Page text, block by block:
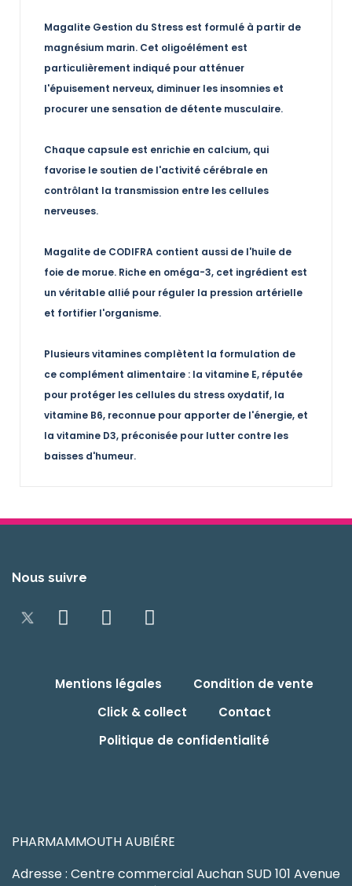
Magalite Gestion du Stress est formulé à partir de
magnésium marin. Cet oligoélément est
particulièrement indiqué pour atténuer
l'épuisement nerveux, diminuer les insomnies et
procurer une sensation de détente musculaire.
Chaque capsule est enrichie en calcium, qui
favorise le soutien de l'activité cérébrale en
contrôlant la transmission entre les cellules
nerveuses.
Magalite de CODIFRA contient aussi de l'huile de
foie de morue. Riche en oméga-3, cet ingrédient est
un véritable allié pour réguler la pression artérielle
et fortifier l'organisme.
Plusieurs vitamines complètent la formulation de
ce complément alimentaire : la vitamine E, réputée
pour protéger les cellules du stress oxydatif, la
vitamine B6, reconnue pour apporter de l'énergie, et
la vitamine D3, préconisée pour lutter contre les
baisses d'humeur.
Nous suivre
Mentions légales
Condition de vente
Click & collect
Contact
Politique de confidentialité
PHARMAMMOUTH AUBIÉRE
Adresse : Centre commercial Auchan SUD 101 Avenue